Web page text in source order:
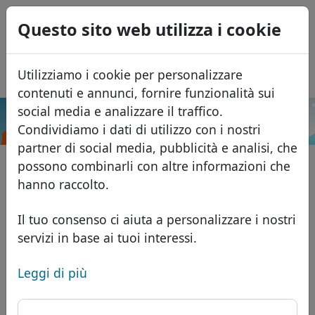
Questo sito web utilizza i cookie
Utilizziamo i cookie per personalizzare
contenuti e annunci, fornire funzionalità sui
social media e analizzare il traffico.
Condividiamo i dati di utilizzo con i nostri
partner di social media, pubblicità e analisi, che
possono combinarli con altre informazioni che
hanno raccolto.
Il tuo consenso ci aiuta a personalizzare i nostri
servizi in base ai tuoi interessi.
Leggi di più
Domini
Database dei domini
Domini africani
Domini asiatici
Domini europei
Domini del Medio Oriente
Domini nordamericani
Listino prezzi
Sconti
Trasferisci
Cerca
Servizi
ID Protect
Hosting DNS
WHOIS
USD
EUR
GBP
Español
Français
Português
Română
Eesti